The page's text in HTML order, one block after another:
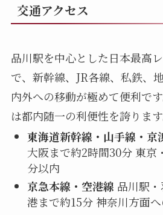
交通アクセス
品川駅を中心とした日本最高
で、新幹線、JR各線、私鉄、
内外への移動が極めて便利で
は都内随一の利便性を誇ります
東海道新幹線・山手線・京
大阪まで約2時間30分 東京
分以内
京急本線・空港線 品川駅
港まで約15分 神奈川方面